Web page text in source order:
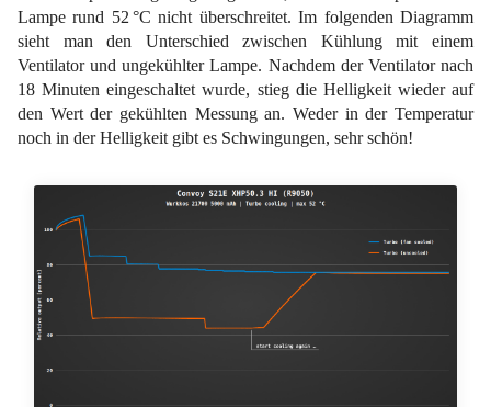
Lampe rund 52 °C nicht überschreitet. Im folgenden Diagramm
sieht man den Unterschied zwischen Kühlung mit einem
Ventilator und ungekühlter Lampe. Nachdem der Ventilator nach
18 Minuten eingeschaltet wurde, stieg die Helligkeit wieder auf
den Wert der gekühlten Messung an. Weder in der Temperatur
noch in der Helligkeit gibt es Schwingungen, sehr schön!